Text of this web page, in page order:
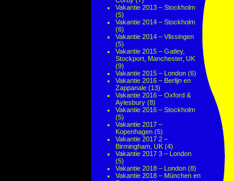
Vakantie 2013 – Stockholm
(5)
Vakantie 2014 – Stockholm
(6)
Vakantie 2014 – Vlissingen
(5)
Vakantie 2015 – Gatley,
Stockport, Manchester, UK
(9)
Vakantie 2015 – London (6)
Vakantie 2016 – Berlijn en
Zappanale (13)
Vakantie 2016 – Oxford &
Aylesbury (8)
Vakantie 2016 – Stockholm
(5)
Vakantie 2017 –
Kopenhagen (5)
Vakantie 2017 2 –
Birmingham, UK (4)
Vakantie 2017 3 – London
(5)
Vakantie 2018 – London (8)
Vakantie 2018 – München en